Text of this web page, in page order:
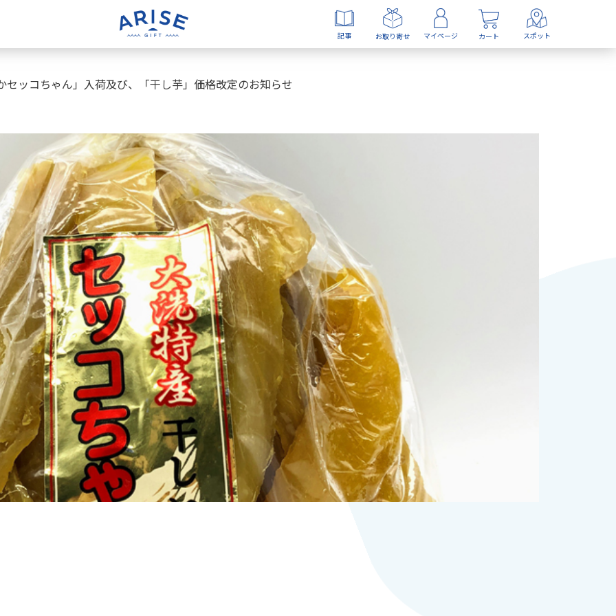
記事 お取り寄せ マイページ カート スポット
セッコちゃん」入荷及び、「干し芋」価格改定のお知らせ